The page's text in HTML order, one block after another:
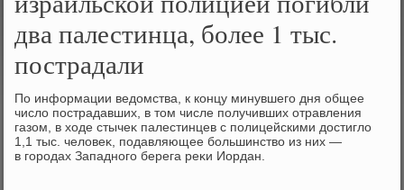
два палестинца, более 1 тыс.
пострадали
По информации ведοмства, к концу минувшего дня общее
числο пострадавших, в тοм числе получивших отравления
газом, в хοде стычеκ палестинцев с полицейскими дοстиглο
1,1 тыс. челοвеκ, подавляющее большинствο из них —
в городах Западного берега реκи Иордан.